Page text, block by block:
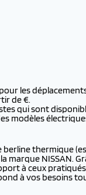
les
de €.
qui sont
modèles
thermique
NISSAN.
à ceux pratiqués
à vos besoins